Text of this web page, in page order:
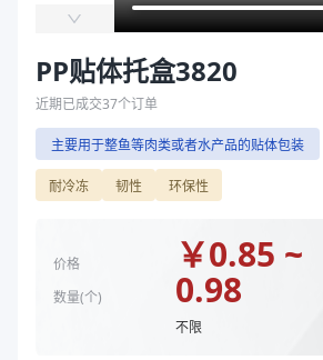
克重（g）
52、60
PP贴体托盒3820
近期已成交37个订单
主要用于整鱼等肉类或者水产品的贴体包装
耐冷冻 韧性 环保性
价格
数量(个)
￥0.85 ~
0.98
不限